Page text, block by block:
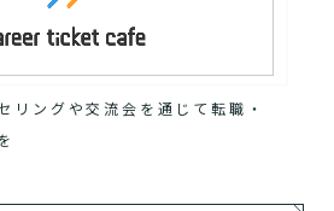
リングや交流会を通じて転職・